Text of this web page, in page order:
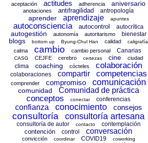
aceptación actitudes adherencia aniversario
anotaciones antifragilidad antropología
aprender aprendizaje apuntes
autoconsciencia autocontrol autocrítica
autogestión autonomía autoritarismo bienestar
blogs bottom up Byung-Chul Han calidad caligrafía
calma cambio cambio personal Canarias
CASG CEJFE cerebro certezas cine ciudad
clima coaching cócteles colaboración
colaboraciones compartir competencias
comprender compromiso comunicación
comunidad Comunidad de práctica
conceptos conectar conferencias
confianza conocimiento consejos
consultoría consultoría artesana
consultoría de autor contacto contemplación
contención control conversación
convicción coordinar COVID19 coworking